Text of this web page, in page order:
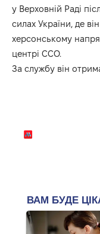
у Верховній Раді
силах України, де
херсонському
центрі ССО.
За службу він